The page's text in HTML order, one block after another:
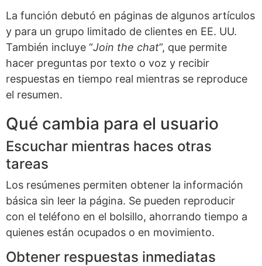
La función debutó en páginas de algunos artículos
y para un grupo limitado de clientes en EE. UU.
También incluye “Join the chat”, que permite
hacer preguntas por texto o voz y recibir
respuestas en tiempo real mientras se reproduce
el resumen.
Qué cambia para el usuario
Escuchar mientras haces otras
tareas
Los resúmenes permiten obtener la información
básica sin leer la página. Se pueden reproducir
con el teléfono en el bolsillo, ahorrando tiempo a
quienes están ocupados o en movimiento.
Obtener respuestas inmediatas